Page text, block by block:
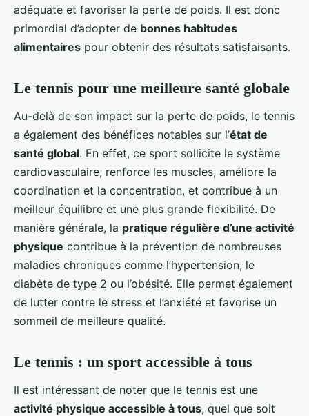
adéquate et favoriser la perte de poids. Il est donc
primordial d’adopter de bonnes habitudes
alimentaires pour obtenir des résultats satisfaisants.
Le tennis pour une meilleure santé globale
Au-delà de son impact sur la perte de poids, le tennis
a également des bénéfices notables sur l’état de
santé global. En effet, ce sport sollicite le système
cardiovasculaire, renforce les muscles, améliore la
coordination et la concentration, et contribue à un
meilleur équilibre et une plus grande flexibilité. De
manière générale, la pratique régulière d’une activité
physique contribue à la prévention de nombreuses
maladies chroniques comme l’hypertension, le
diabète de type 2 ou l’obésité. Elle permet également
de lutter contre le stress et l’anxiété et favorise un
sommeil de meilleure qualité.
Le tennis : un sport accessible à tous
Il est intéressant de noter que le tennis est une
activité physique accessible à tous, quel que soit